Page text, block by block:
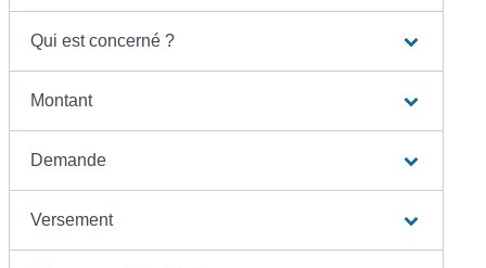
Qui est concerné ?
Montant
Demande
Versement